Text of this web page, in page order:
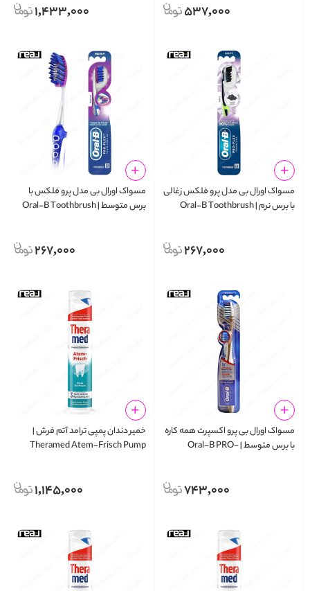
537,000
1,433,000
مسواک اورال بی مدل پرو فلکس زغالی
با برس نرم | Oral-B Toothbrush
267,000
مسواک اورال بی مدل پرو فلکس با
برس متوسط | Oral-B Toothbrush
267,000
مسواک اورال‌ بی پرو اکسپرت همه‌ کاره
با برس متوسط | Oral-B PRO-
743,000
خمیر دندان پمپی ترامد آتم‌ فرش |
Theramed Atem-Frisch Pump
1,145,000